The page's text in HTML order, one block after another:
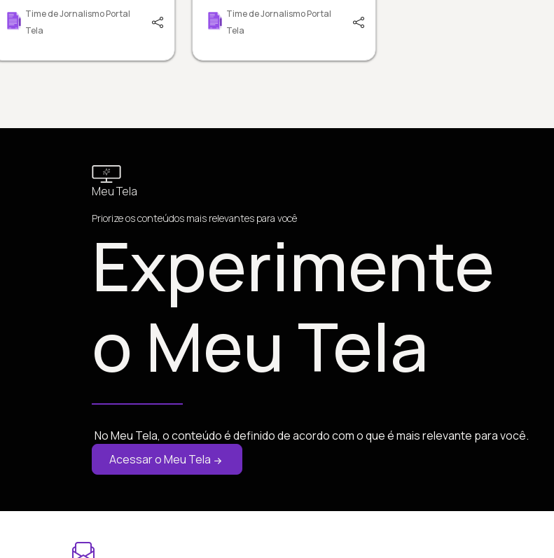
Time de Jornalismo Portal
Tela
Time de Jornalismo Portal
Tela
Meu Tela
Priorize os conteúdos mais relevantes para você
Experimente
o Meu Tela
No Meu Tela, o conteúdo é definido de acordo com o que é mais relevante para você.
Acessar o Meu Tela